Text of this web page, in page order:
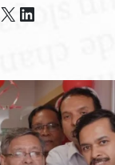
X LinkedIn